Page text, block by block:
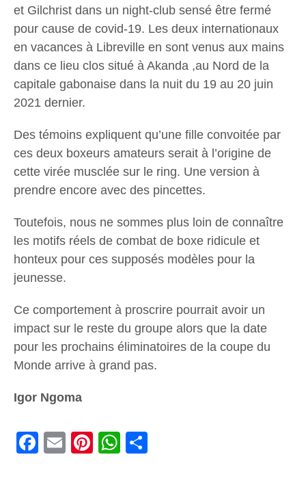
et Gilchrist dans un night-club sensé être fermé
pour cause de covid-19. Les deux internationaux
en vacances à Libreville en sont venus aux mains
dans ce lieu clos situé à Akanda ,au Nord de la
capitale gabonaise dans la nuit du 19 au 20 juin
2021 dernier.
Des témoins expliquent qu’une fille convoitée par
ces deux boxeurs amateurs serait à l’origine de
cette virée musclée sur le ring. Une version à
prendre encore avec des pincettes.
Toutefois, nous ne sommes plus loin de connaître
les motifs réels de combat de boxe ridicule et
honteux pour ces supposés modèles pour la
jeunesse.
Ce comportement à proscrire pourrait avoir un
impact sur le reste du groupe alors que la date
pour les prochains éliminatoires de la coupe du
Monde arrive à grand pas.
Igor Ngoma
Facebook
Email PinterestWhatsApp